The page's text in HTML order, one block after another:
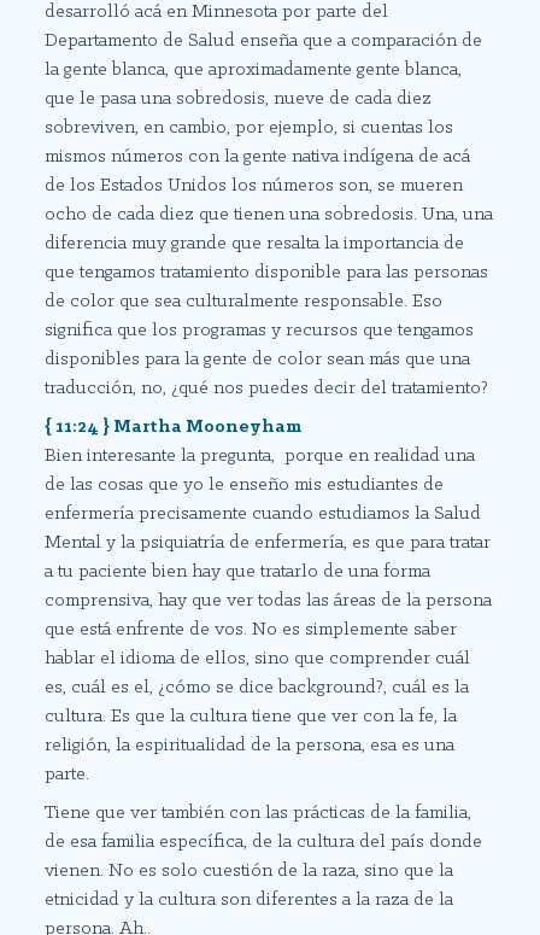
desarrolló acá en Minnesota por parte del
Departamento de Salud enseña que a comparación de
la gente blanca, que aproximadamente gente blanca,
que le pasa una sobredosis, nueve de cada diez
sobreviven, en cambio, por ejemplo, si cuentas los
mismos números con la gente nativa indígena de acá
de los Estados Unidos los números son, se mueren
ocho de cada diez que tienen una sobredosis. Una, una
diferencia muy grande que resalta la importancia de
que tengamos tratamiento disponible para las personas
de color que sea culturalmente responsable. Eso
significa que los programas y recursos que tengamos
disponibles para la gente de color sean más que una
traducción, no, ¿qué nos puedes decir del tratamiento?
{ 11:24 } Martha Mooneyham
Bien interesante la pregunta, porque en realidad una
de las cosas que yo le enseño mis estudiantes de
enfermería precisamente cuando estudiamos la Salud
Mental y la psiquiatría de enfermería, es que para tratar
a tu paciente bien hay que tratarlo de una forma
comprensiva, hay que ver todas las áreas de la persona
que está enfrente de vos. No es simplemente saber
hablar el idioma de ellos, sino que comprender cuál
es, cuál es el, ¿cómo se dice background?, cuál es la
cultura. Es que la cultura tiene que ver con la fe, la
religión, la espiritualidad de la persona, esa es una
parte.
Tiene que ver también con las prácticas de la familia,
de esa familia específica, de la cultura del país donde
vienen. No es solo cuestión de la raza, sino que la
etnicidad y la cultura son diferentes a la raza de la
persona. Ah..